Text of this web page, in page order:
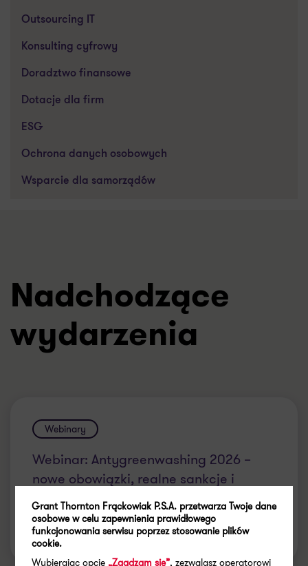
Outsourcing IT
Konsulting cyfrowy
Doradztwo finansowe
Dotacje dla firm
ESG
Ochrona danych osobowych
Wsparcie dla samorządów
Nadchodzące
wydarzenia
Webinary
Webinar: Antygreenwashing 2026 –
nowe obowiązki, realne sankcje i
odpowiedzialność zarządów
13 August 2026| 11:00- 12:00 online
Grant Thornton Frąckowiak P.S.A. przetwarza Twoje dane
osobowe w celu zapewnienia prawidłowego
funkcjonowania serwisu poprzez stosowanie plików
cookie.
Wybierając opcje„Zgadzam się”, zezwalasz operatorowi